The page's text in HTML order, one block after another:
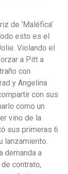
de ‘Maléfica’
esto es el
Violando el
a Pitt a
con
y Angelina
con sus
como un
vino de la
sus primeras 6
lanzamiento.
demanda a
contrato,